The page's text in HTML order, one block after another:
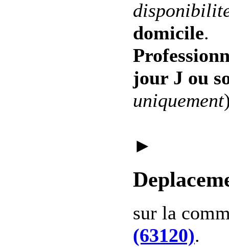
domicile.
jour J ou
uniquement
►
sur la
(63120).